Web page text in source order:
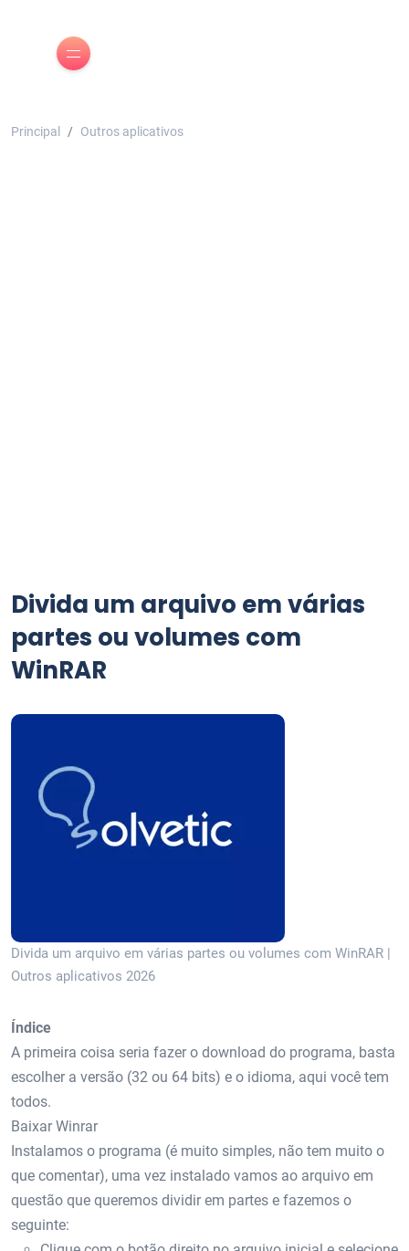
Principal Outros aplicativos
Divida um arquivo em várias
partes ou volumes com
WinRAR
Divida um arquivo em várias partes ou volumes com WinRAR |
Outros aplicativos 2026
Índice
A primeira coisa seria fazer o download do programa, basta
escolher a versão (32 ou 64 bits) e o idioma, aqui você tem
todos.
Baixar Winrar
Instalamos o programa (é muito simples, não tem muito o
que comentar), uma vez instalado vamos ao arquivo em
questão que queremos dividir em partes e fazemos o
seguinte: